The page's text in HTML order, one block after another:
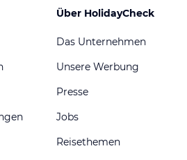
Über HolidayCheck
Das Unternehmen
Unsere Werbung
Presse
Jobs
Reisethemen